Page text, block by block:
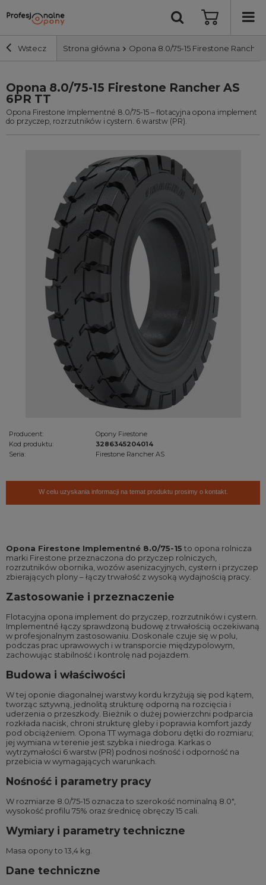
Wstecz Strona główna Opona 8.0/75-15 Firestone Rancher
Szerokość i profil
Średnica
Wyszukaj
Opona 8.0/75-15 Firestone Rancher AS
6PR TT
Opona Firestone Implementné 8.0/75-15 – flotacyjna opona implement
do przyczep, rozrzutników i cystern. 6 warstw (PR).
Producent:
Opony Firestone
Kod produktu:
3286345204014
Seria:
Firestone Rancher AS
W celu uzyskania informacji na temat produktu prosimy o kontakt.
Opona Firestone Implementné 8.0/75-15 to opona rolnicza
marki Firestone przeznaczona do przyczep rolniczych,
rozrzutników obornika, wozów asenizacyjnych, cystern i przyczep
zbierających plony – łączy trwałość z wysoką wydajnością pracy.
Zastosowanie i przeznaczenie
Flotacyjna opona implement do przyczep, rozrzutników i cystern.
Implementné łączy sprawdzoną budowę z trwałością oczekiwaną
w profesjonalnym zastosowaniu. Doskonale czuje się w polu,
podczas prac uprawowych i w transporcie międzypolowym,
zachowując stabilność i kontrolę nad pojazdem.
Budowa i właściwości
W tej oponie diagonalnej warstwy kordu krzyżują się pod kątem,
tworząc sztywną, jednolitą strukturę odporną na rozcięcia i
uderzenia o przeszkody. Bieżnik o dużej powierzchni podparcia
rozkłada nacisk, chroni strukturę gleby i poprawia komfort jazdy
pod obciążeniem. Opona TT wymaga doboru dętki do rozmiaru;
jej wymiana w terenie jest szybka i niedroga. Karkas o
wytrzymałości 6 warstw (PR) podnosi nośność i odporność na
przebicia w wymagających warunkach.
Nośność i parametry pracy
W rozmiarze 8.0/75-15 oznacza to szerokość nominalną 8.0″,
wysokość profilu 75% oraz średnicę obręczy 15 cali.
Wymiary i parametry techniczne
Masa opony to 13,4 kg.
Dane techniczne